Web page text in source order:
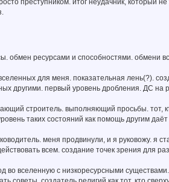
преступником. итог неудачник, который
обмен ресурсами и способностями. обмени
для меня. показательная лень(?).
другими. первый уровень дробления. ДС на
строитель. выполняющий просьбы. тот,
таких состояний как помощь другим
меня продвинули, и я руковожу. я
всем. создание точек зрения для
во вселенную с низкоресурсными